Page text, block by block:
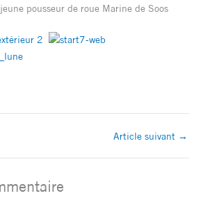
pousseur de roue Marine de Soos
Article suivant →